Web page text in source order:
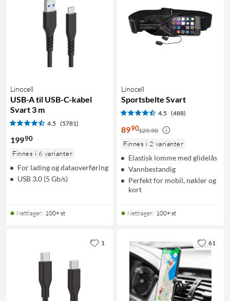
Linocell
USB-A til USB-C-kabel
Svart 3 m
4.5 (5781)
19990
Finnes i 6 varianter
For lading og dataoverføring
USB 3.0 (5 Gb/s)
Nettlager: 100+ st
Linocell
Sportsbelte Svart
4.5 (488)
8990129,90
Finnes i 2 varianter
Elastisk lomme med glidelås
Vannbestandig
Perfekt for mobil, nøkler og
kort
Nettlager: 100+ st
1 61